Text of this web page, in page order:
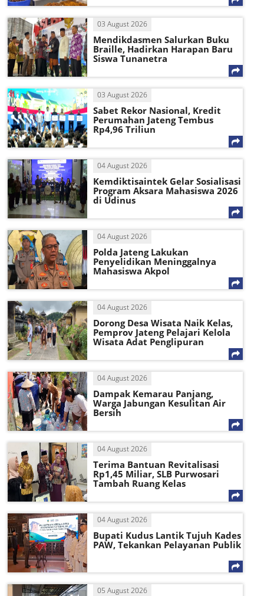
03 August 2026
Mendikdasmen Salurkan Buku
Braille, Hadirkan Harapan Baru
Siswa Tunanetra
03 August 2026
Sabet Rekor Nasional, Kredit
Perumahan Jateng Tembus
Rp4,96 Triliun
04 August 2026
Kemdiktisaintek Gelar Sosialisasi
Program Aksara Mahasiswa 2026
di Udinus
04 August 2026
Polda Jateng Lakukan
Penyelidikan Meninggalnya
Mahasiswa Akpol
04 August 2026
Dorong Desa Wisata Naik Kelas,
Pemprov Jateng Pelajari Kelola
Wisata Adat Penglipuran
04 August 2026
Dampak Kemarau Panjang,
Warga Jabungan Kesulitan Air
Bersih
04 August 2026
Terima Bantuan Revitalisasi
Rp1,45 Miliar, SLB Purwosari
Tambah Ruang Kelas
04 August 2026
Bupati Kudus Lantik Tujuh Kades
PAW, Tekankan Pelayanan Publik
05 August 2026